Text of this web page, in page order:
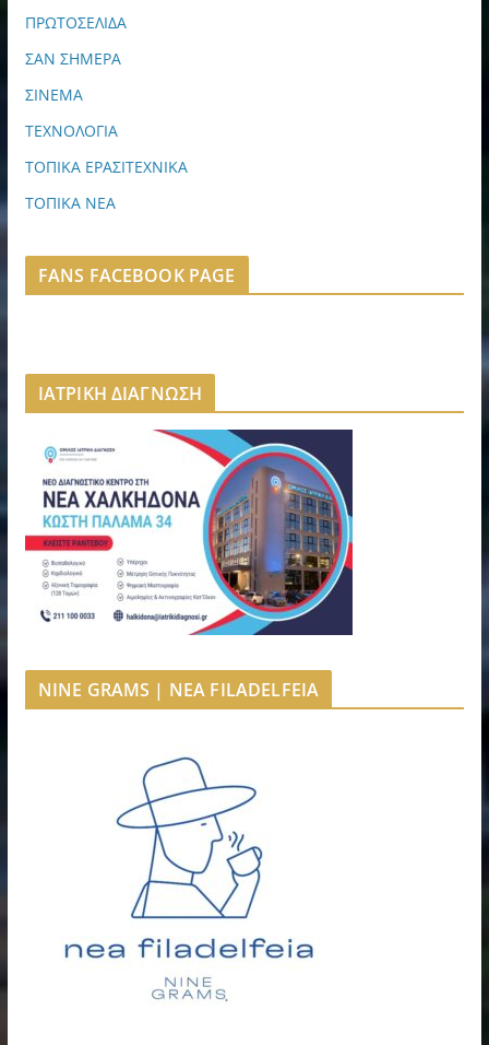
ΠΡΩΤΟΣΕΛΙΔΑ
ΣΑΝ ΣΗΜΕΡΑ
ΣΙΝΕΜΑ
ΤΕΧΝΟΛΟΓΙΑ
ΤΟΠΙΚΑ ΕΡΑΣΙΤΕΧΝΙΚΑ
ΤΟΠΙΚΑ ΝΕΑ
FANS FACEBOOK PAGE
ΙΑΤΡΙΚΗ ΔΙΑΓΝΩΣΗ
NINE GRAMS | NEA FILADELFEIA